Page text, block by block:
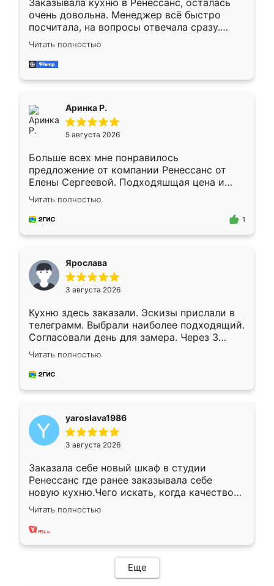
Заказывала кухню в Ренессанс, осталась
очень довольна. Менеджер всё быстро
посчитала, на вопросы отвечала сразу.
Замерщик приехал в субботу, подошёл к
делу со всей ответственностью. Собрали
за день, ребята работали аккуратно, даже
Читать полностью
Аринка Р.
5 августа 2026
Больше всех мне понравилось
предложение от компании Ренессанс от
Елены Сергеевой. Подходяшщая цена и
короткие сроки изготовления. Приехавший
для замера сотрудник Владислав
предложил по моему эскизу самый
Читать полностью
1
Ярослава
3 августа 2026
Кухню здесь заказали. Эскизы прислали в
телеграмм. Выбрали наиболее подходящий.
Согласовали день для замера. Через 3
недели кухня была уже готова. Остались
довольны работой. Спасибо Ренессанс
мебель за качественную работу!
Читать полностью
yaroslava1986
3 августа 2026
Заказала себе новый шкаф в студии
Ренессанс где ранее заказывала себе
новую кухню.Чего искать, когда качеством
вполне довольна. Служит кухня уже почти
два года, нареканий нет.
Читать полностью
Еще